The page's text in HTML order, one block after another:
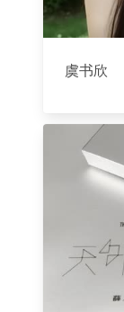
虞书欣